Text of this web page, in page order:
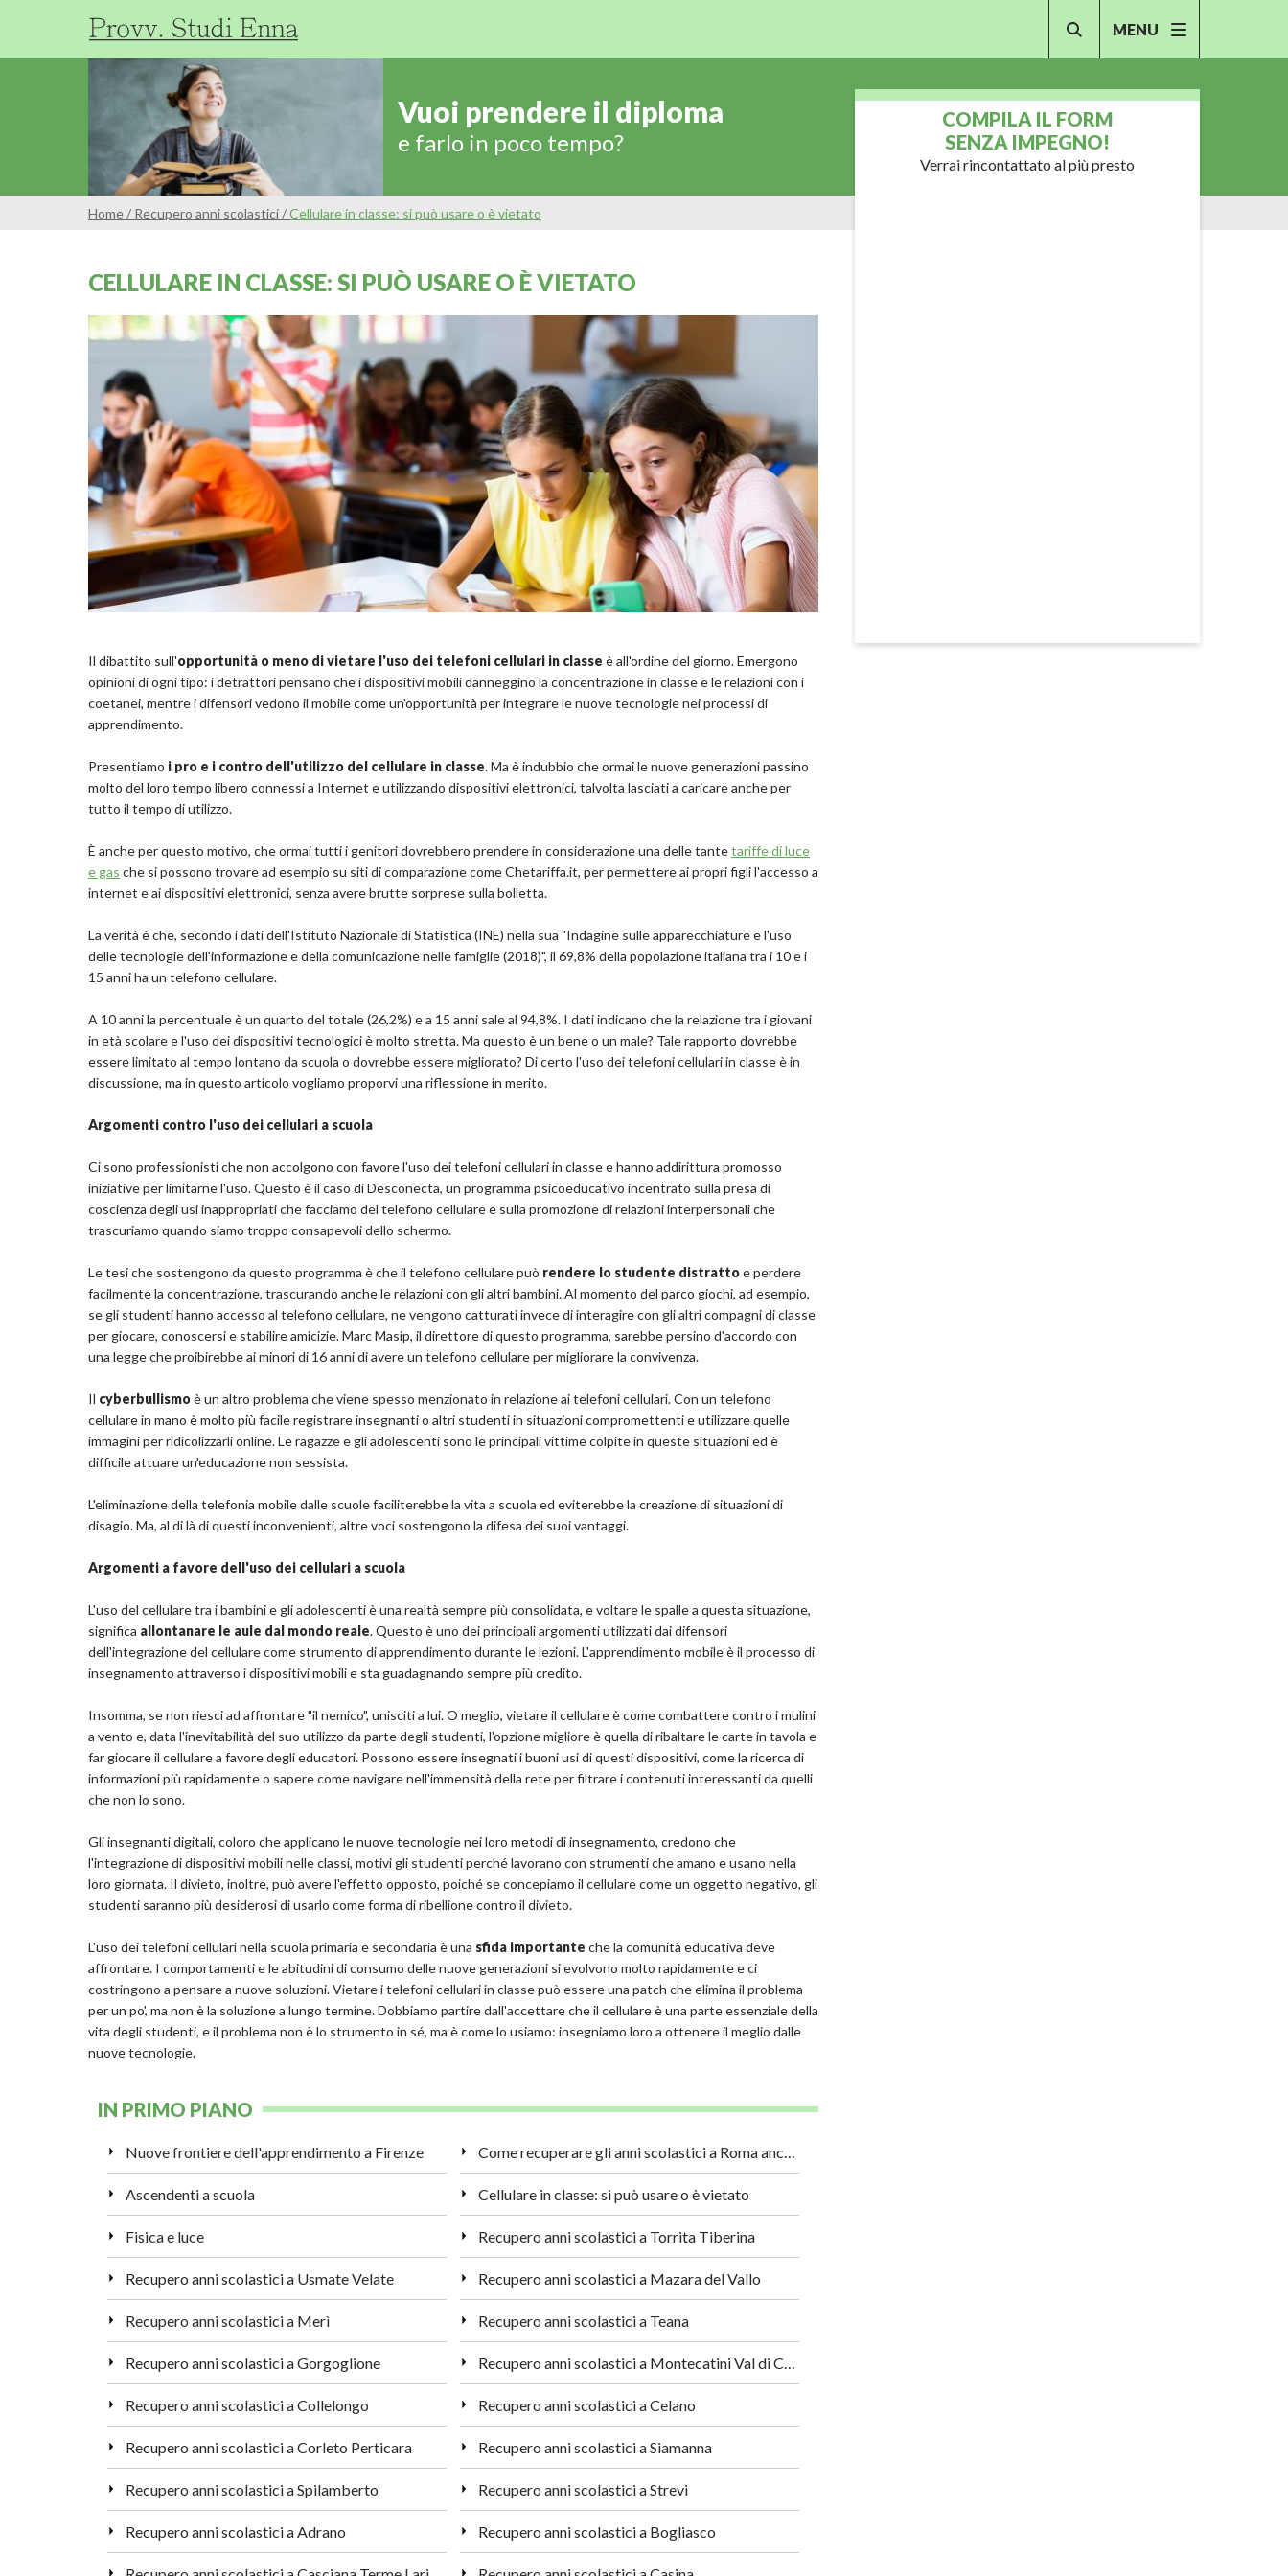
MENU
Vuoi prendere il diploma
e farlo in poco tempo?
Home/ Recupero anni scolastici/Cellulare in classe: si può usare o è vietato
CELLULARE IN CLASSE: SI PUÒ USARE O È VIETATO
Il dibattito sull'opportunità o meno di vietare l'uso dei telefoni cellulari in classe è all'ordine del giorno. Emergono
opinioni di ogni tipo: i detrattori pensano che i dispositivi mobili danneggino la concentrazione in classe e le relazioni con i
coetanei, mentre i difensori vedono il mobile come un'opportunità per integrare le nuove tecnologie nei processi di
apprendimento.
Presentiamo i pro e i contro dell'utilizzo del cellulare in classe. Ma è indubbio che ormai le nuove generazioni passino
molto del loro tempo libero connessi a Internet e utilizzando dispositivi elettronici, talvolta lasciati a caricare anche per
tutto il tempo di utilizzo.
È anche per questo motivo, che ormai tutti i genitori dovrebbero prendere in considerazione una delle tantetariffe di luce
e gas che si possono trovare ad esempio su siti di comparazione come Chetariffa.it, per permettere ai propri figli l'accesso a
internet e ai dispositivi elettronici, senza avere brutte sorprese sulla bolletta.
La verità è che, secondo i dati dell'Istituto Nazionale di Statistica (INE) nella sua "Indagine sulle apparecchiature e l'uso
delle tecnologie dell'informazione e della comunicazione nelle famiglie (2018)", il 69,8% della popolazione italiana tra i 10 e i
15 anni ha un telefono cellulare.
A 10 anni la percentuale è un quarto del totale (26,2%) e a 15 anni sale al 94,8%. I dati indicano che la relazione tra i giovani
in età scolare e l'uso dei dispositivi tecnologici è molto stretta. Ma questo è un bene o un male? Tale rapporto dovrebbe
essere limitato al tempo lontano da scuola o dovrebbe essere migliorato? Di certo l'uso dei telefoni cellulari in classe è in
discussione, ma in questo articolo vogliamo proporvi una riflessione in merito.
Argomenti contro l'uso dei cellulari a scuola
Ci sono professionisti che non accolgono con favore l'uso dei telefoni cellulari in classe e hanno addirittura promosso
iniziative per limitarne l'uso. Questo è il caso di Desconecta, un programma psicoeducativo incentrato sulla presa di
coscienza degli usi inappropriati che facciamo del telefono cellulare e sulla promozione di relazioni interpersonali che
trascuriamo quando siamo troppo consapevoli dello schermo.
Le tesi che sostengono da questo programma è che il telefono cellulare può rendere lo studente distrattoe perdere
facilmente la concentrazione, trascurando anche le relazioni con gli altri bambini. Al momento del parco giochi, ad esempio,
se gli studenti hanno accesso al telefono cellulare, ne vengono catturati invece di interagire con gli altri compagni di classe
per giocare, conoscersi e stabilire amicizie. Marc Masip, il direttore di questo programma, sarebbe persino d'accordo con
una legge che proibirebbe ai minori di 16 anni di avere un telefono cellulare per migliorare la convivenza.
Il cyberbullismoè un altro problema che viene spesso menzionato in relazione ai telefoni cellulari. Con un telefono
cellulare in mano è molto più facile registrare insegnanti o altri studenti in situazioni compromettenti e utilizzare quelle
immagini per ridicolizzarli online. Le ragazze e gli adolescenti sono le principali vittime colpite in queste situazioni ed è
difficile attuare un'educazione non sessista.
L'eliminazione della telefonia mobile dalle scuole faciliterebbe la vita a scuola ed eviterebbe la creazione di situazioni di
disagio. Ma, al di là di questi inconvenienti, altre voci sostengono la difesa dei suoi vantaggi.
Argomenti a favore dell'uso dei cellulari a scuola
L'uso del cellulare tra i bambini e gli adolescenti è una realtà sempre più consolidata, e voltare le spalle a questa situazione,
significa allontanare le aule dal mondo reale. Questo è uno dei principali argomenti utilizzati dai difensori
dell'integrazione del cellulare come strumento di apprendimento durante le lezioni. L'apprendimento mobile è il processo di
insegnamento attraverso i dispositivi mobili e sta guadagnando sempre più credito.
Insomma, se non riesci ad affrontare "il nemico", unisciti a lui. O meglio, vietare il cellulare è come combattere contro i mulini
a vento e, data l'inevitabilità del suo utilizzo da parte degli studenti, l'opzione migliore è quella di ribaltare le carte in tavola e
far giocare il cellulare a favore degli educatori. Possono essere insegnati i buoni usi di questi dispositivi, come la ricerca di
informazioni più rapidamente o sapere come navigare nell'immensità della rete per filtrare i contenuti interessanti da quelli
che non lo sono.
Gli insegnanti digitali, coloro che applicano le nuove tecnologie nei loro metodi di insegnamento, credono che
l'integrazione di dispositivi mobili nelle classi, motivi gli studenti perché lavorano con strumenti che amano e usano nella
loro giornata. Il divieto, inoltre, può avere l'effetto opposto, poiché se concepiamo il cellulare come un oggetto negativo, gli
studenti saranno più desiderosi di usarlo come forma di ribellione contro il divieto.
L'uso dei telefoni cellulari nella scuola primaria e secondaria è una sfida importante che la comunità educativa deve
affrontare. I comportamenti e le abitudini di consumo delle nuove generazioni si evolvono molto rapidamente e ci
costringono a pensare a nuove soluzioni. Vietare i telefoni cellulari in classe può essere una patch che elimina il problema
per un po', ma non è la soluzione a lungo termine. Dobbiamo partire dall'accettare che il cellulare è una parte essenziale della
vita degli studenti, e il problema non è lo strumento in sé, ma è come lo usiamo: insegniamo loro a ottenere il meglio dalle
nuove tecnologie.
COMPILA IL FORM
SENZA IMPEGNO!
Verrai rincontattato al più presto
IN PRIMO PIANO
Nuove frontiere dell'apprendimento a Firenze
Ascendenti a scuola Cellulare in classe: si può usare o è vietato
Fisica e luce Recupero anni scolastici a Torrita Tiberina
Recupero anni scolastici a Usmate Velate Recupero anni scolastici a Mazara del Vallo
Recupero anni scolastici a Merì Recupero anni scolastici a Teana
Recupero anni scolastici a Gorgoglione
Recupero anni scolastici a Collelongo Recupero anni scolastici a Celano
Recupero anni scolastici a Corleto Perticara Recupero anni scolastici a Siamanna
Recupero anni scolastici a Spilamberto Recupero anni scolastici a Strevi
Recupero anni scolastici a Adrano Recupero anni scolastici a Bogliasco